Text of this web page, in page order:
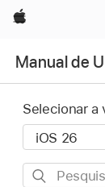
Apple
Manual de
Selecionar a
Pesquisar